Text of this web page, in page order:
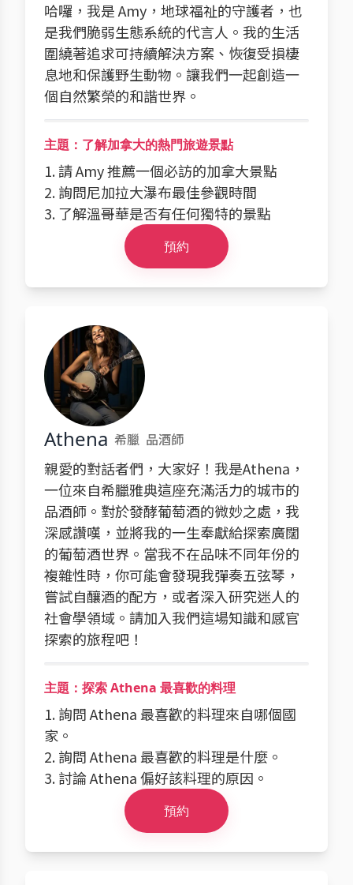
哈囉，我是 Amy，地球福祉的守護者，也
是我們脆弱生態系統的代言人。我的生活
圍繞著追求可持續解決方案、恢復受損棲
息地和保護野生動物。讓我們一起創造一
個自然繁榮的和諧世界。
主題：了解加拿大的熱門旅遊景點
1. 請 Amy 推薦一個必訪的加拿大景點
2. 詢問尼加拉大瀑布最佳參觀時間
3. 了解溫哥華是否有任何獨特的景點
預約
Athena 希臘 品酒師
親愛的對話者們，大家好！我是Athena，
一位來自希臘雅典這座充滿活力的城市的
品酒師。對於發酵葡萄酒的微妙之處，我
深感讚嘆，並將我的一生奉獻給探索廣闊
的葡萄酒世界。當我不在品味不同年份的
複雜性時，你可能會發現我彈奏五弦琴，
嘗試自釀酒的配方，或者深入研究迷人的
社會學領域。請加入我們這場知識和感官
探索的旅程吧！
主題：探索 Athena 最喜歡的料理
1. 詢問 Athena 最喜歡的料理來自哪個國
家。
2. 詢問 Athena 最喜歡的料理是什麼。
3. 討論 Athena 偏好該料理的原因。
預約